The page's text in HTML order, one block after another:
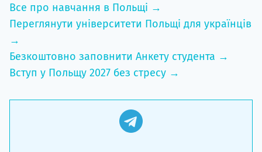
Все про навчання в Польщі →
Переглянути університети Польщі для українців
→
Безкоштовно заповнити Анкету студента →
Вступ у Польщу 2027 без стресу →